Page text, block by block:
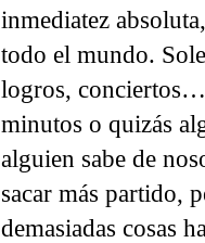
inmediatez
todo el mundo.
logros,
minutos o quizás
alguien sabe de
sacar más partido,
demasiadas cosas